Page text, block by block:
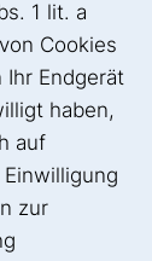
1 lit. a
Cookies
Endgerät
haben,
auf
zur